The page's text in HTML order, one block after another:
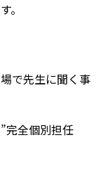
。
で先生に聞く事
完全個別担任